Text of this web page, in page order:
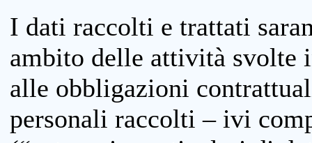
I dati raccolti e trattati
ambito delle attività svolte
alle obbligazioni
personali raccolti – ivi